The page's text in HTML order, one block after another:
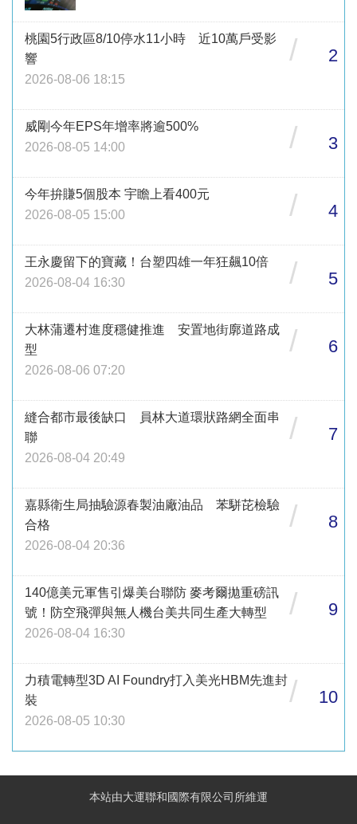
桃園5行政區8/10停水11小時 近10萬戶受影
響
2026-08-06 18:15
/ 2
威剛今年EPS年增率將逾500%
2026-08-05 14:00
/ 3
今年拚賺5個股本 宇瞻上看400元
2026-08-05 15:00
/ 4
王永慶留下的寶藏！台塑四雄一年狂飆10倍
2026-08-04 16:30
/ 5
大林蒲遷村進度穩健推進 安置地街廓道路成
型
2026-08-06 07:20
/ 6
縫合都市最後缺口 員林大道環狀路網全面串
聯
2026-08-04 20:49
/ 7
嘉縣衛生局抽驗源春製油廠油品 苯駢芘檢驗
合格
2026-08-04 20:36
/ 8
140億美元軍售引爆美台聯防 麥考爾拋重磅訊
號！防空飛彈與無人機台美共同生產大轉型
2026-08-04 16:30
/ 9
力積電轉型3D AI Foundry打入美光HBM先進封
裝
2026-08-05 10:30
/ 10
本站由大運聯和國際有限公司所維運